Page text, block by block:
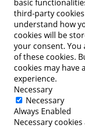
basic
third-party
understand how
cookies will be
your consent.
of these cookies.
cookies may have
experience.
Necessary
Necessary
Always Enabled
Necessary